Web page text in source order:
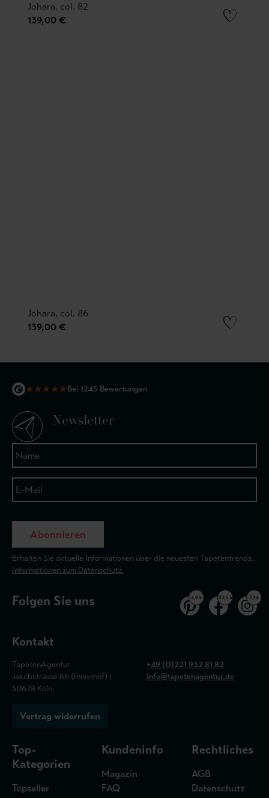
Johara, col. 82
139,00 €
Johara, col. 86
139,00 €
★★★★★Bei 1245 Bewertungen
Newsletter
Abonnieren
Erhalten Sie aktuelle Informationen über die neuesten Tapetentrends.
Informationen zum Datenschutz.
Folgen Sie uns 4,9 k 32,5 k 3,1 k
Kontakt
TapetenAgentur
Jakobstrasse 66 (Innenhof) |
50678 Köln
+49 (0)221 932 81 82
info@tapetenagentur.de
Vertrag widerrufen
Top-
Kategorien
Topseller
Kundeninfo
Magazin
FAQ
Rechtliches
AGB
Datenschutz